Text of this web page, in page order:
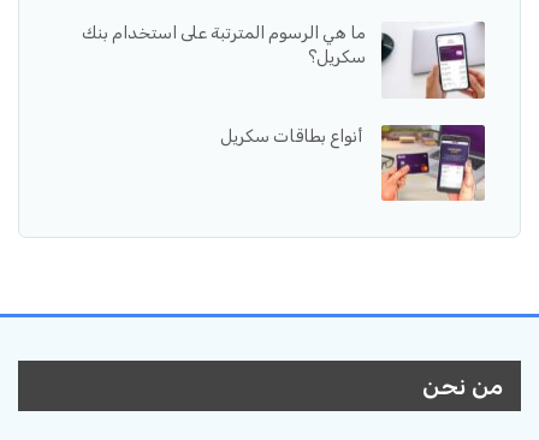
ما هي الرسوم المترتبة على استخدام بنك
سكريل؟
أنواع بطاقات سكريل
من نحن